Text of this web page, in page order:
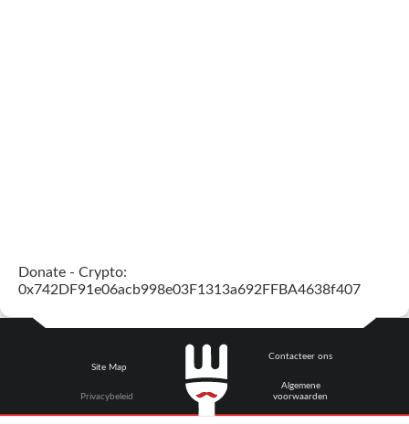
Donate - Crypto:
0x742DF91e06acb998e03F1313a692FFBA4638f407
Site Map
Privacybeleid
Contacteer ons
Algemene
voorwaarden